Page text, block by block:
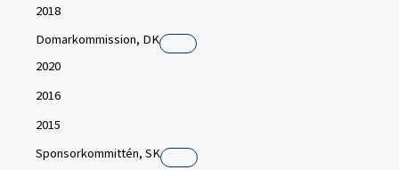
2018
Domarkommission, DK
2020
2016
2015
Sponsorkommittén, SK